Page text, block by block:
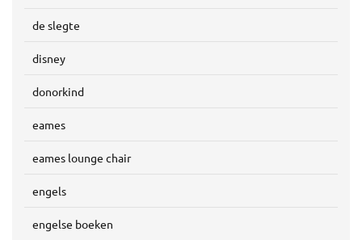
de slegte
disney
donorkind
eames
eames lounge chair
engels
engelse boeken